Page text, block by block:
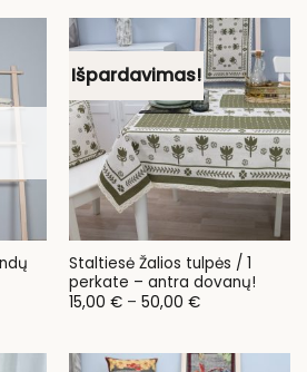
Išpardavimas!
Staltiesė Žalios tulpės / 1
perkate – antra dovanų!
15,00 € – 50,00 €Price
50,00 €